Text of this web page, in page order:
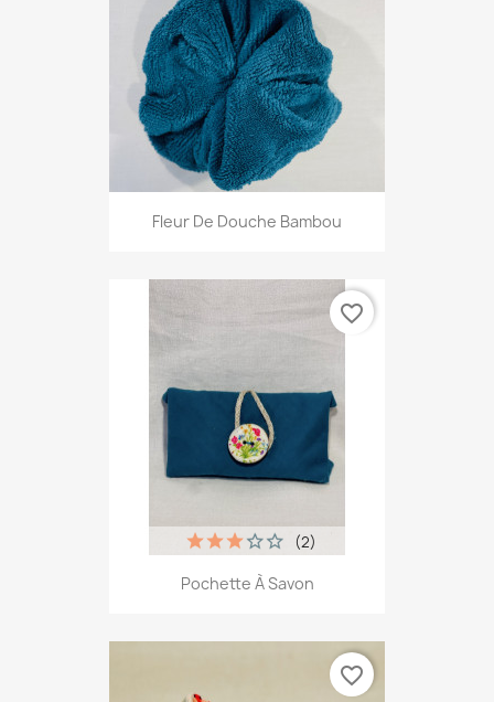
Fleur De Douche Bambou
Pochette À Savon
(2)
favorite_border
favorite_border